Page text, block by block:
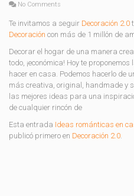
No Comments
Te invitamos a seguir Decoración 2.0
Decoración con más de 1 millón de
Decorar el hogar de una manera
todo, ¡económica! Hoy te
hacer en casa. Podemos hacerlo de
más creativa, original, handmade y
las mejores ideas para una
de cualquier rincón de
Esta entrada Ideas románticas en
publicó primero en Decoración 2.0.